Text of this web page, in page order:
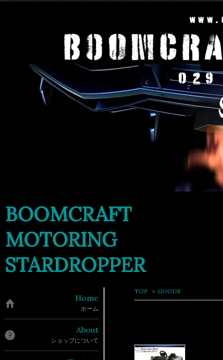
BOOMCRAFT
MOTORING
STARDROPPER
TOP > GOODS
Home
ホーム
About
ショップについて